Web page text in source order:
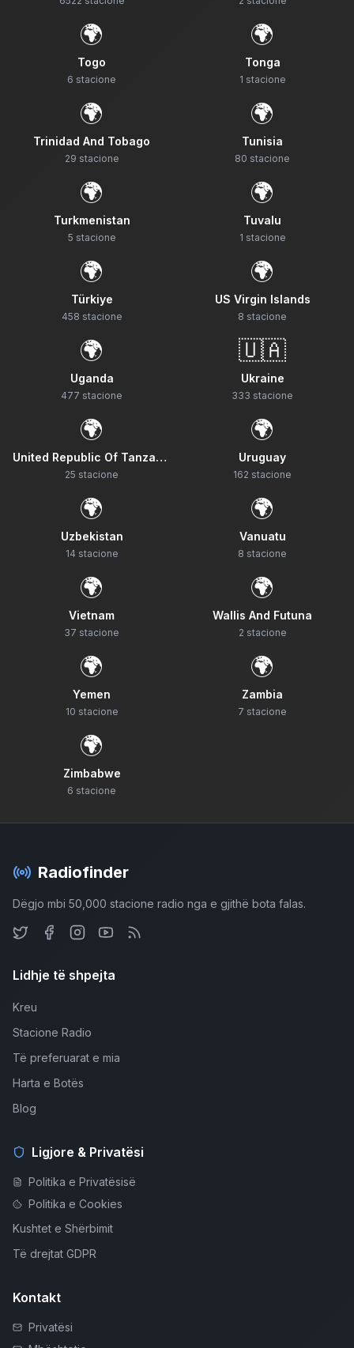
🌍
Togo
6 stacione
🌍
Tonga
1 stacione
🌍
Trinidad And Tobago
29 stacione
🌍
Tunisia
80 stacione
🌍
Turkmenistan
5 stacione
🌍
Tuvalu
1 stacione
🌍
Türkiye
458 stacione
🌍
US Virgin Islands
8 stacione
🌍
Uganda
477 stacione
🇺🇦
Ukraine
333 stacione
🌍
United Republic Of Tanzania
25 stacione
🌍
Uruguay
162 stacione
🌍
Uzbekistan
14 stacione
🌍
Vanuatu
8 stacione
🌍
Vietnam
37 stacione
🌍
Wallis And Futuna
2 stacione
🌍
Yemen
10 stacione
🌍
Zambia
7 stacione
🌍
Zimbabwe
6 stacione
Radiofinder
Dëgjo mbi 50,000 stacione radio nga e gjithë bota falas.
Lidhje të shpejta
Kreu
Stacione Radio
Të preferuarat e mia
Harta e Botës
Blog
Ligjore & Privatësi
Politika e Privatësisë
Politika e Cookies
Kushtet e Shërbimit
Të drejtat GDPR
Kontakt
Privatësi